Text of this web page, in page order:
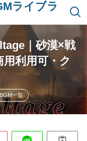
ライブラ
｜砂漠×戦
利用可・ク
一覧